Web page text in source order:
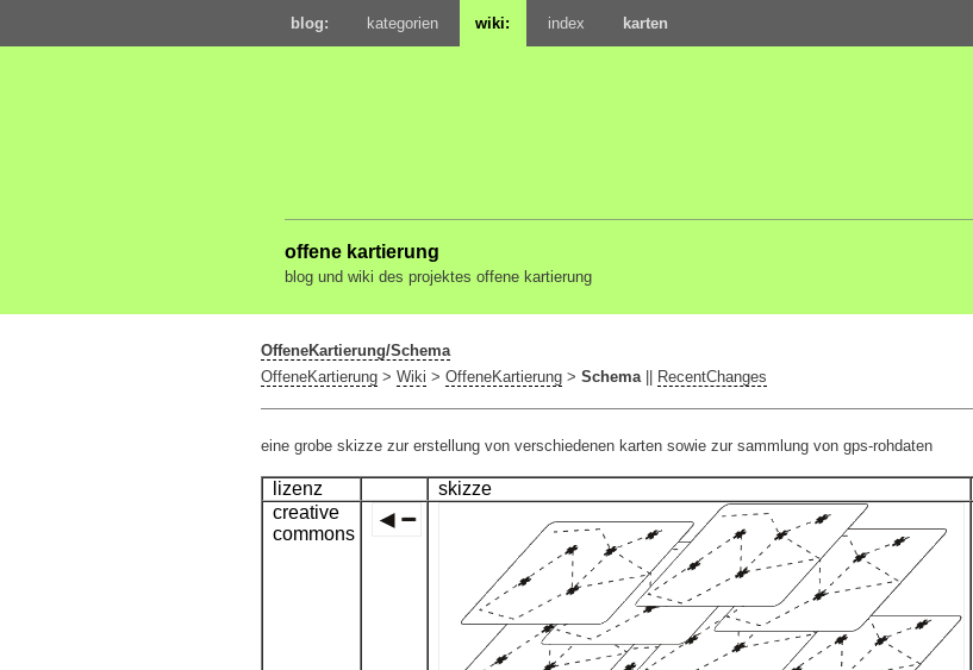
blog: kategorien wiki: index karten
offene kartierung
blog und wiki des projektes offene kartierung
OffeneKartierung/Schema
OffeneKartierung> Wiki > OffeneKartierung> Schema|| RecentChanges
eine grobe skizze zur erstellung von verschiedenen karten sowie zur sammlung von gps-rohdaten
lizenz skizze
creative
commons